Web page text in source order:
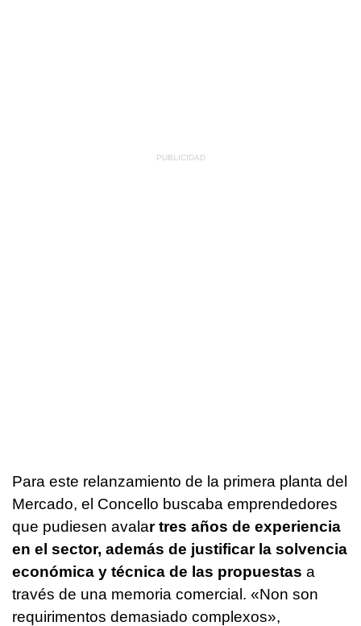
Para este relanzamiento de la primera planta del
Mercado, el Concello buscaba emprendedores
que pudiesen avalar tres años de experiencia
en el sector, además de justificar la solvencia
económica y técnica de las propuestas a
través de una memoria comercial. «Non son
requirimentos demasiado complexos»,